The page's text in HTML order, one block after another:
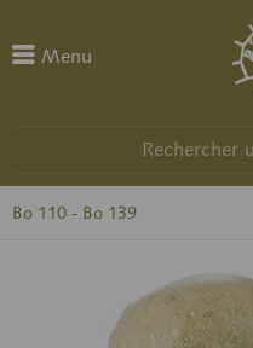
Menu
Bo 110 - Bo 139